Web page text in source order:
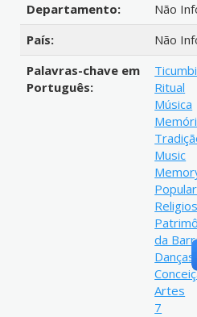
Departamento:
Não
País:
Não
Palavras-chave em
Português:
Ticumbi
Ritual
Música
Music
da
Artes
7